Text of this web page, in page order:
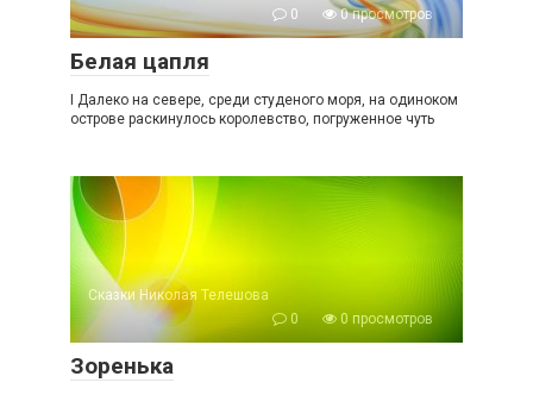
0
0 просмотров
Белая цапля
I Далеко на севере, среди студеного моря, на одиноком
острове раскинулось королевство, погруженное чуть
Сказки Николая Телешова
0
0 просмотров
Зоренька